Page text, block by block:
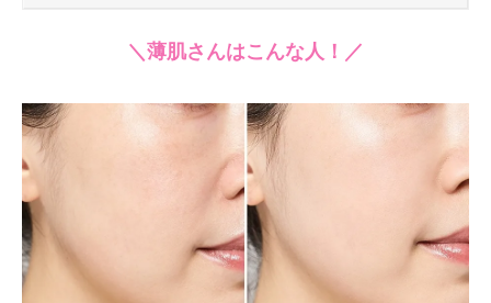
＼薄肌さんはこんな人！／